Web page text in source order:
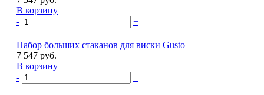
В корзину
-
+
Набор больших стаканов для виски Gusto
7 547 руб.
В корзину
-
+